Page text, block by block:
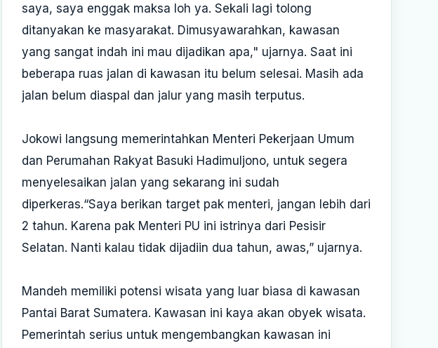
saya, saya enggak maksa loh ya. Sekali lagi tolong
ditanyakan ke masyarakat. Dimusyawarahkan, kawasan
yang sangat indah ini mau dijadikan apa," ujarnya. Saat ini
beberapa ruas jalan di kawasan itu belum selesai. Masih ada
jalan belum diaspal dan jalur yang masih terputus.
Jokowi langsung memerintahkan Menteri Pekerjaan Umum
dan Perumahan Rakyat Basuki Hadimuljono, untuk segera
menyelesaikan jalan yang sekarang ini sudah
diperkeras.“Saya berikan target pak menteri, jangan lebih dari
2 tahun. Karena pak Menteri PU ini istrinya dari Pesisir
Selatan. Nanti kalau tidak dijadiin dua tahun, awas,” ujarnya.
Mandeh memiliki potensi wisata yang luar biasa di kawasan
Pantai Barat Sumatera. Kawasan ini kaya akan obyek wisata.
Pemerintah serius untuk mengembangkan kawasan ini